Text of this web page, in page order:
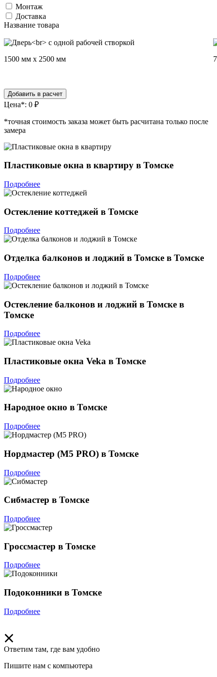
Монтаж
Доставка
Название товара
1500 мм x 2500 мм
Добавить в расчет
Цена*: 0 ₽
*точная стоимость заказа может быть расчитана только после
замера
Пластиковые окна в квартиру в Томске
Подробнее
Остекление коттеджей в Томске
Подробнее
Отделка балконов и лоджий в Томске в Томске
Подробнее
Остекление балконов и лоджий в Томске в
Томске
Подробнее
Пластиковые окна Veka в Томске
Подробнее
Народное окно в Томске
Подробнее
Нордмастер (М5 PRO) в Томске
Подробнее
Сибмастер в Томске
Подробнее
Гроссмастер в Томске
Подробнее
Подоконники в Томске
Подробнее
Ответим там, где вам удобно
Пишите нам с компьютера